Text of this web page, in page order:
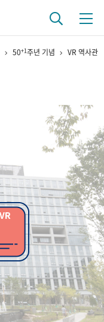
영상 기록물
광장
50+1주년 기념 VR 역사관